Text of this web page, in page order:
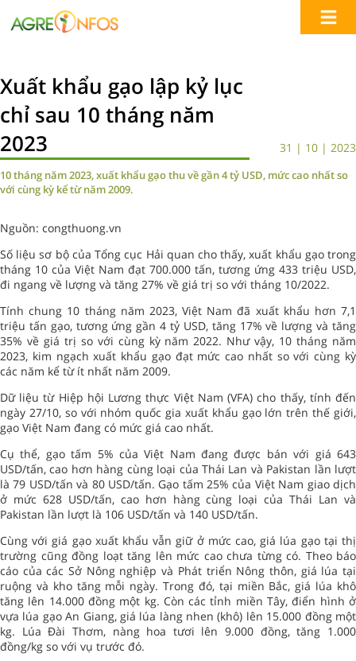
Xuất khẩu gạo lập kỷ lục
chỉ sau 10 tháng năm
2023
31 | 10 | 2023
10 tháng năm 2023, xuất khẩu gạo thu về gần 4 tỷ USD, mức cao nhất so
với cùng kỳ kể từ năm 2009.
Nguồn: congthuong.vn
Số liệu sơ bộ củaTổng cục Hải quan cho thấy, xuất khẩu gạo trong
tháng 10 của Việt Nam đạt 700.000 tấn, tương ứng 433 triệu USD,
đi ngang về lượng và tăng 27% về giá trị so với tháng 10/2022.
Tính chung 10 tháng năm 2023, Việt Nam đã xuất khẩu hơn 7,1
triệu tấn gạo, tương ứng gần 4 tỷ USD, tăng 17% về lượng và tăng
35% về giá trị so với cùng kỳ năm 2022. Như vậy, 10 tháng năm
2023, kim ngạchxuất khẩu gạođạt mức cao nhất so với cùng kỳ
các năm kể từ ít nhất năm 2009.
Dữ liệu từ Hiệp hội Lương thực Việt Nam (VFA) cho thấy, tính đến
ngày 27/10, so với nhóm quốc gia xuất khẩu gạo lớn trên thế giới,
gạo Việt Nam đang có mức giá cao nhất.
Cụ thể, gạo tấm 5% của Việt Nam đang được bán với giá 643
USD/tấn, cao hơn hàng cùng loại của Thái Lan và Pakistan lần lượt
là 79 USD/tấn và 80 USD/tấn. Gạo tấm 25% của Việt Nam giao dịch
ở mức 628 USD/tấn, cao hơn hàng cùng loại của Thái Lan và
Pakistan lần lượt là 106 USD/tấn và 140 USD/tấn.
Cùng với giá gạo xuất khẩu vẫn giữ ở mức cao, giá lúa gạotại thị
trường cũng đồng loạt tăng lên mức cao chưa từng có. Theo báo
cáo của các Sở Nông nghiệp và Phát triển Nông thôn, giá lúa tại
ruộng và kho tăng mỗi ngày. Trong đó, tại miền Bắc, giá lúa khô
tăng lên 14.000 đồng một kg. Còn các tỉnh miền Tây, điển hình ở
vựa lúa gạo An Giang, giá lúa làng nhen (khô) lên 15.000 đồng một
kg. Lúa Đài Thơm, nàng hoa tươi lên 9.000 đồng, tăng 1.000
đồng/kg so với vụ trước đó.